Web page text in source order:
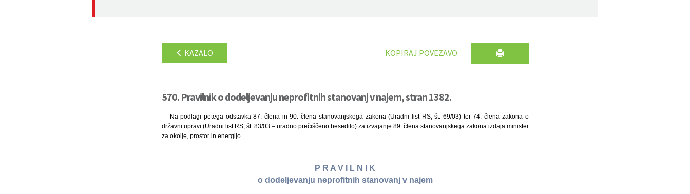
KAZALO KOPIRAJ POVEZAVO
570. Pravilnik o dodeljevanju neprofitnih stanovanj v najem, stran 1382.
Na podlagi petega odstavka 87. člena in 90. člena stanovanjskega zakona (Uradni list RS, št. 69/03) ter 74. člena zakona o
državni upravi (Uradni list RS, št. 83/03 – uradno prečiščeno besedilo) za izvajanje 89. člena stanovanjskega zakona izdaja minister
za okolje, prostor in energijo
P R A V I L N I K
o dodeljevanju neprofitnih stanovanj v najem